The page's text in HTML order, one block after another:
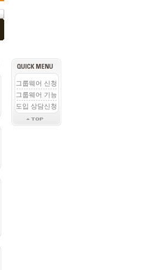
그룹웨어 신청
그룹웨어 기능
도입 상담신청